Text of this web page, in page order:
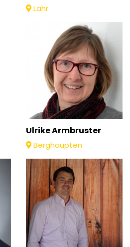
Lahr
Ulrike Armbruster
Berghaupten